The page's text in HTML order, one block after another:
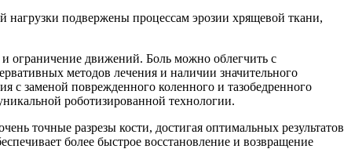
нагрузки подвержены процессам эрозии хрящевой ткани,
и ограничение движений. Боль можно облегчить с
методов лечения и наличии значительного
с заменой поврежденного коленного и тазобедренного
роботизированной технологии.
точные разрезы кости, достигая оптимальных результатов
более быстрое восстановление и возвращение